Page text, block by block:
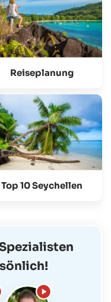
Reiseplanung
Top 10 Seychellen